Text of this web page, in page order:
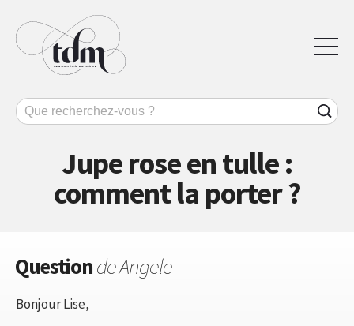
Jupe rose en tulle :
comment la porter ?
Questionde Angele
Bonjour Lise,